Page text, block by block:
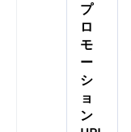
プ
ロ
モ
ー
シ
ョ
ン